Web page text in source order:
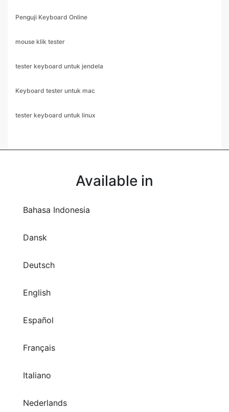
Penguji Keyboard Online
mouse klik tester
tester keyboard untuk jendela
Keyboard tester untuk mac
tester keyboard untuk linux
Available in
Bahasa Indonesia
Dansk
Deutsch
English
Español
Français
Italiano
Nederlands